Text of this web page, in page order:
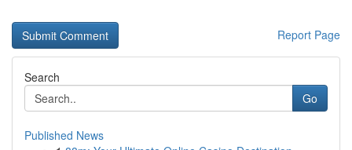
Report Page
Search
Go
Published News